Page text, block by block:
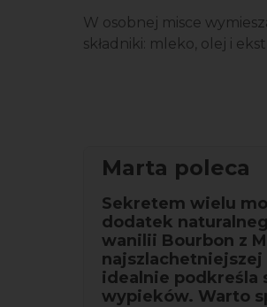
W osobnej misce
składniki: mleko, olej i
Marta poleca
Sekretem wielu
dodatek
wanilii Bourbon z
idealnie podkreśla
wypieków. Warto